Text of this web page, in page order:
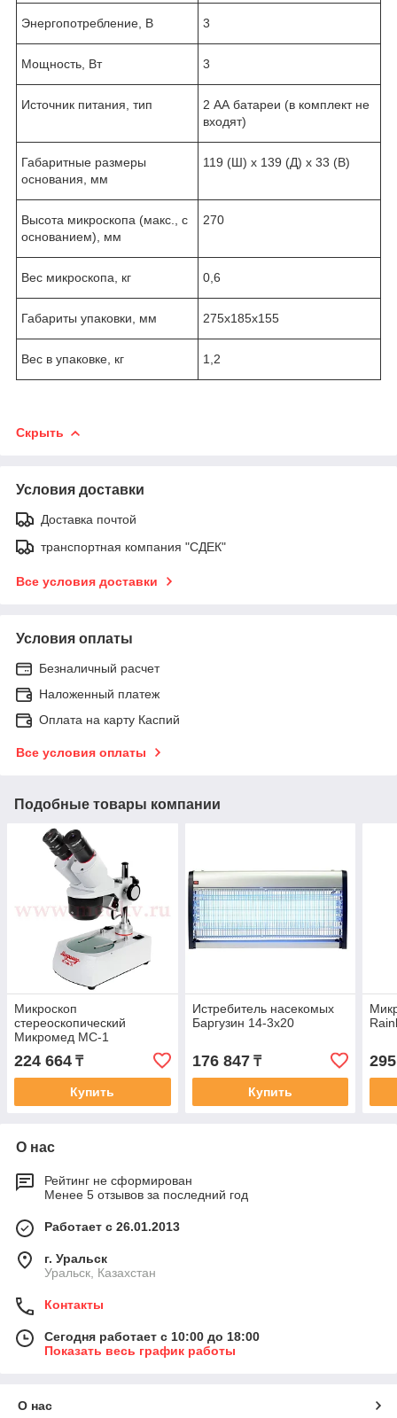
Энергопотребление, В 3
Мощность, Вт 3
Источник питания, тип
2 АА батареи (в комплект не
входят)
Габаритные размеры
основания, мм
119 (Ш) х 139 (Д) х 33 (В)
Высота микроскопа (макс., с
основанием), мм
270
Вес микроскопа, кг 0,6
Габариты упаковки, мм 275х185х155
Вес в упаковке, кг 1,2
Скрыть
Условия доставки
Доставка почтой
транспортная компания "СДЕК"
Все условия доставки
Условия оплаты
Безналичный расчет
Наложенный платеж
Оплата на карту Каспий
Все условия оплаты
Подобные товары компании
Микроскоп
стереоскопический
Микромед МС-1
224 664 ₸
Купить
Истребитель насекомых
Баргузин 14-3x20
176 847₸
Купить
О нас
Рейтинг не сформирован
Менее 5 отзывов за последний год
Работает с 26.01.2013
г. Уральск
Уральск, Казахстан
Контакты
Сегодня работает с 10:00 до 18:00
Показать весь график работы
О нас